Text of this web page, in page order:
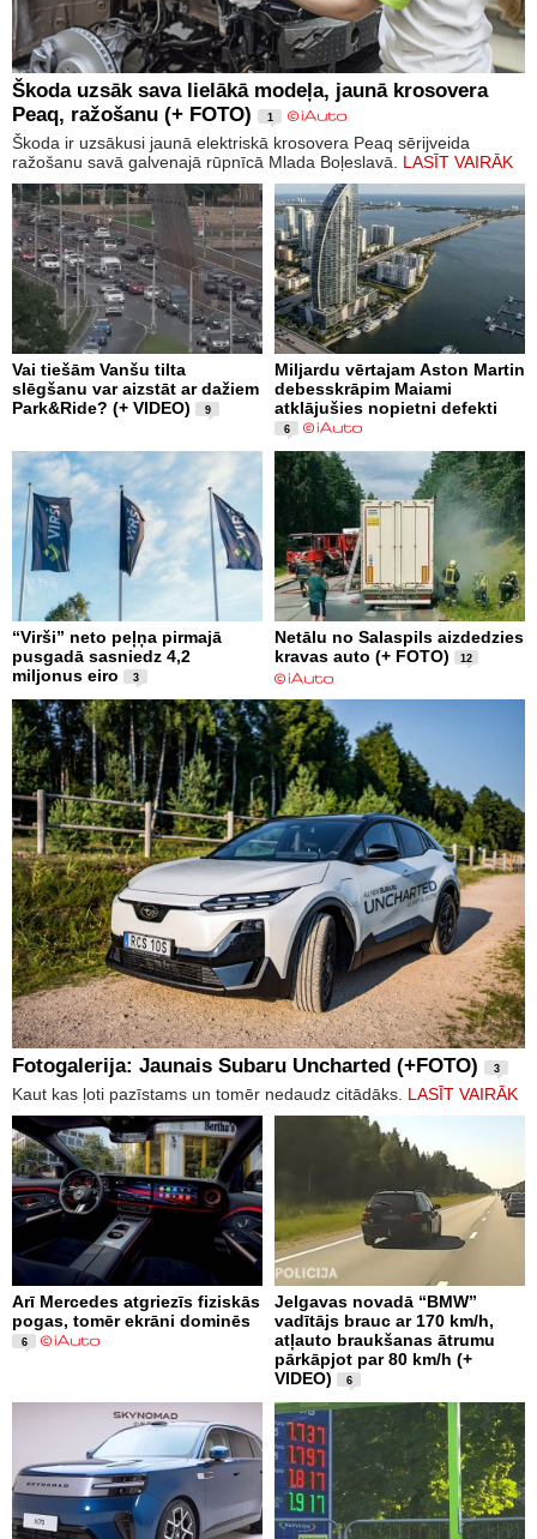
Škoda uzsāk sava lielākā modeļa, jaunā krosovera
Peaq, ražošanu (+ FOTO)
1
Škoda ir uzsākusi jaunā elektriskā krosovera Peaq sērijveida
ražošanu savā galvenajā rūpnīcā Mlada Boļeslavā. LASĪT VAIRĀK
Vai tiešām Vanšu tilta
slēgšanu var aizstāt ar dažiem
Park&Ride? (+ VIDEO)
9
Miljardu vērtajam Aston Martin
debesskrāpim Maiami
atklājušies nopietni defekti
6
“Virši” neto peļņa pirmajā
pusgadā sasniedz 4,2
miljonus eiro
3
Netālu no Salaspils aizdedzies
kravas auto (+ FOTO)
12
Fotogalerija: Jaunais Subaru Uncharted (+FOTO) 3
Kaut kas ļoti pazīstams un tomēr nedaudz citādāks. LASĪT VAIRĀK
Arī Mercedes atgriezīs fiziskās
pogas, tomēr ekrāni dominēs
6
Jelgavas novadā “BMW”
vadītājs brauc ar 170 km/h,
atļauto braukšanas ātrumu
pārkāpjot par 80 km/h (+
VIDEO)
6